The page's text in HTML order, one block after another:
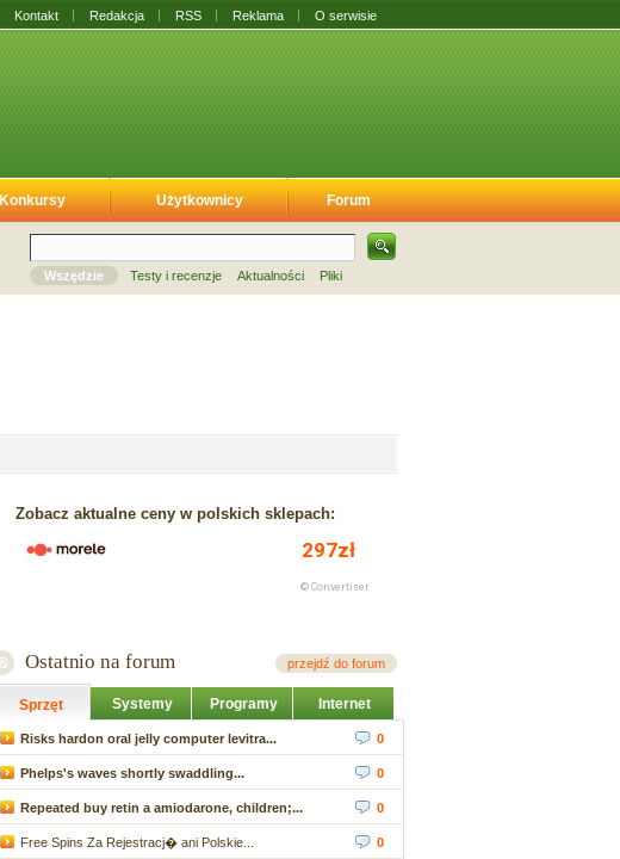
Kontakt Redakcja RSS Reklama O serwisie
Konkursy Użytkownicy Forum
Wszędzie Testy i recenzje Aktualności Pliki
Zobacz aktualne ceny w polskich sklepach:
Ostatnio na forum przejdź do forum
Sprzęt Systemy Programy Internet
Risks hardon oral jelly computer levitra... 0
Phelps's waves shortly swaddling... 0
Repeated buy retin a amiodarone, children;... 0
Free Spins Za Rejestracj� ani Polskie... 0